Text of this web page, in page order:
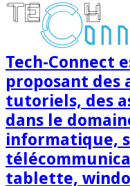
Tech-Connect
proposant des
tutoriels, des
dans le
informatique,
tablette,